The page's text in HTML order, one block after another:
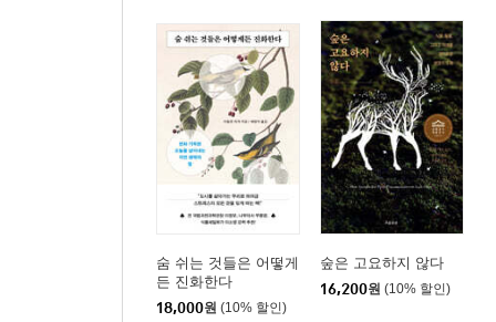
주가지수와 토끼의 접점 | 이 이야기의 교훈?
숨 쉬는 것들은 어떻게
든 진화한다
18,000원 (10% 할인)
숲은 고요하지 않다
16,200원 (10% 할인)